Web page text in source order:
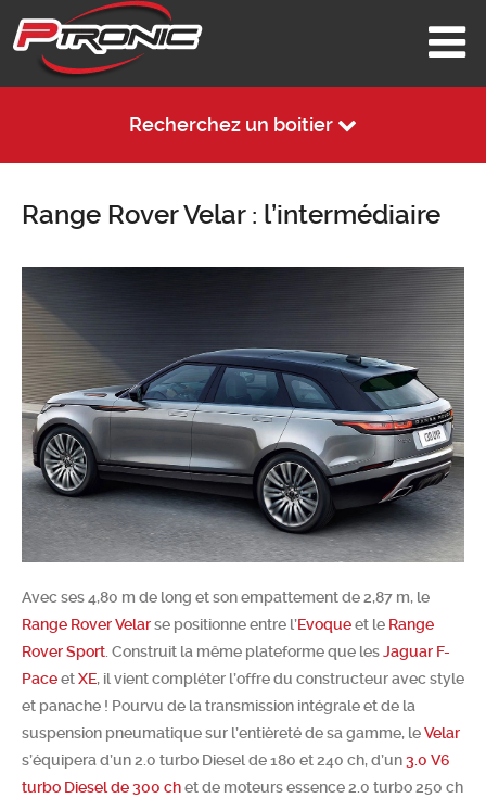
Recherchez un boitier
Chercher
Range Rover Velar : l’intermédiaire
Avec ses 4,80 m de long et son empattement de 2,87 m, le
Range Rover Velarse positionne entre l’Evoqueet le Range
Rover Sport. Construit la même plateforme que lesJaguar F-
PaceetXE, il vient compléter l’offre du constructeur avec style
et panache ! Pourvu de la transmission intégrale et de la
suspension pneumatique sur l’entièreté de sa gamme, leVelar
s’équipera d’un 2.0 turbo Diesel de 180 et 240 ch, d’un3.0 V6
turbo Diesel de 300 chet de moteurs essence 2.0 turbo 250 ch